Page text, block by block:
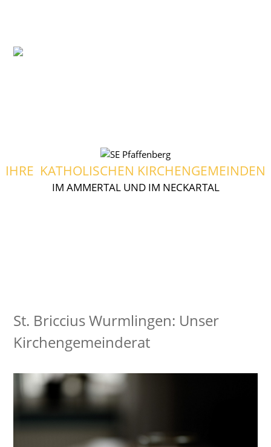
IHRE KATHOLISCHEN KIRCHENGEMEINDEN
IM AMMERTAL UND IM NECKARTAL
St. Briccius Wurmlingen: Unser
Kirchengemeinderat